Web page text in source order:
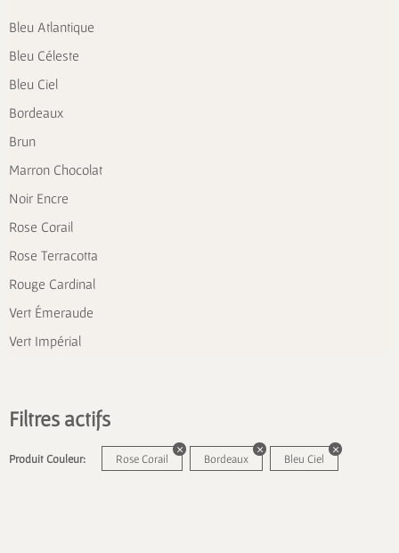
Bleu Atlantique
Bleu Céleste
Bleu Ciel
Bordeaux
Brun
Marron Chocolat
Noir Encre
Rose Corail
Rose Terracotta
Rouge Cardinal
Vert Émeraude
Vert Impérial
Filtres actifs
Produit Couleur: Rose Corail Bordeaux Bleu Ciel